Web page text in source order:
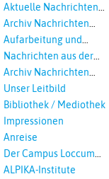
Aktuelle Nachrichten
aus dem RPI
Archiv Nachrichten
aus dem RPI ab 2018
Aufarbeitung und
Prävention
Landeskirche und EKD
Nachrichten aus der
Landeskirche
Archiv Nachrichten
aus der Landeskirche
Unser Leitbild
Bibliothek / Mediothek
Impressionen
Anreise
Der Campus Loccum
und Loccumer
ALPIKA-Institute